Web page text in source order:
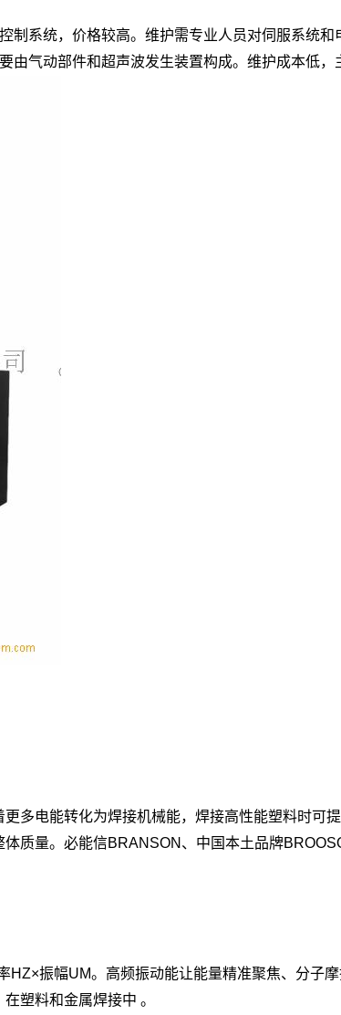
系统，价格较高。维护需专业人员对伺服系统和
气动部件和超声波发生装置构成。维护成本低，
多电能转化为焊接机械能，焊接高性能塑料时可
质量。必能信BRANSON、中国本土品牌
HZ×振幅UM。高频振动能让能量精准聚焦、分子
塑料和金属焊接中 。